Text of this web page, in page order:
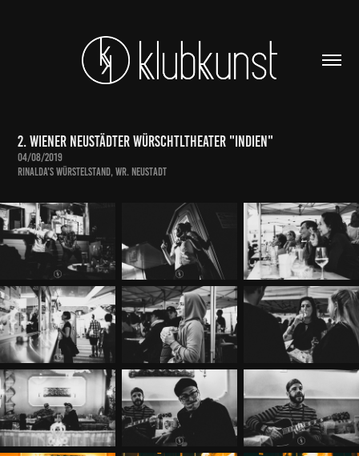
2. Wiener Neustädter Würschtltheater "INDIEN"
04/08/2019
Rinalda's Würstelstand, Wr. Neustadt